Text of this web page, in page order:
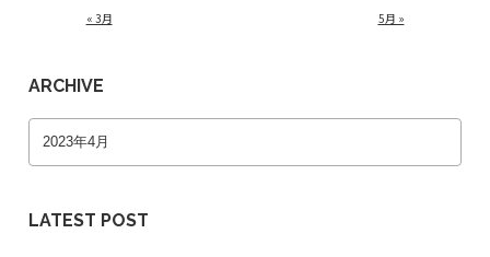
« 3月 5月 »
ARCHIVE
LATEST POST